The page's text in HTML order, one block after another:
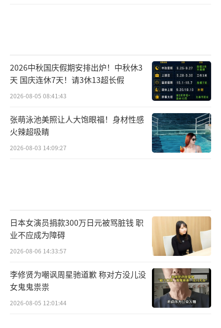
恰到好处。
不得不说，奚望不愧是茹萍的女儿，从外
形条件到业务能力都相当拿得出手，也给“星
二代”这个群体争了一口气。近年来，荧幕上
不乏一些自带光环出道的星二代，有些人演技
尚显稚嫩，却频频加戏抢镜，难免让人诟病。
女，到追梦的演员，再到历经离婚的女人......
如今奚望终于凭借《我的山与海》中郝倩倩这
个角色火了！
能够永远独一无二，但又能塑造成任何人
物。”这句话或许就是她追逐梦想的最好注
脚。作为一个演员，最大的魅力不就是能够演
2026中秋国庆假期安排出炉！中秋休3
天 国庆连休7天！请3休13超长假
2026-08-05 08:41:43
张萌泳池美照让人大饱眼福！身材性感
火辣超吸睛
2026-08-03 14:09:27
日本女演员捐款300万日元被骂脏钱 职
业不应成为障碍
2026-08-06 14:33:57
李修贤为嘲讽周星驰道歉 称对方没儿没
女鬼鬼祟祟
2026-08-05 12:01:44